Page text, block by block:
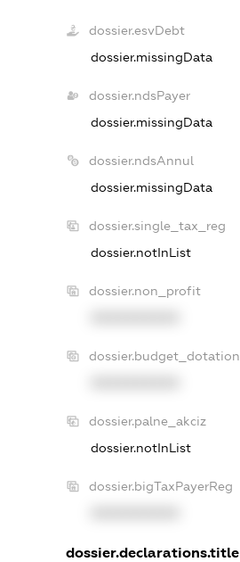
dossier.esvDebt
dossier.missingData
dossier.ndsPayer
dossier.missingData
dossier.ndsAnnul
dossier.missingData
dossier.single_tax_reg
dossier.notInList
dossier.non_profit
dossier.budget_dotation
dossier.palne_akciz
dossier.notInList
dossier.bigTaxPayerReg
dossier.declarations.title